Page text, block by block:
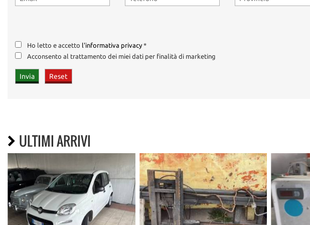
Ho letto e accetto l'informativa privacy*
Acconsento al trattamento dei miei dati per finalità di marketing
ULTIMI ARRIVI